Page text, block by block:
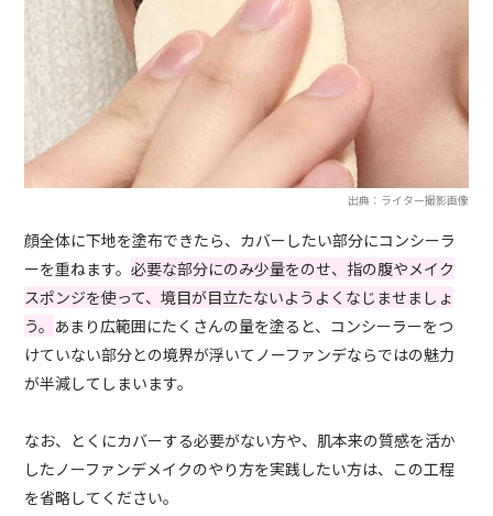
出典：ライター撮影画像
顔全体に下地を塗布できたら、カバーしたい部分にコンシーラ
ーを重ねます。必要な部分にのみ少量をのせ、指の腹やメイク
スポンジを使って、境目が目立たないようよくなじませましょ
う。 あまり広範囲にたくさんの量を塗ると、コンシーラーをつ
けていない部分との境界が浮いてノーファンデならではの魅力
が半減してしまいます。
なお、とくにカバーする必要がない方や、肌本来の質感を活か
したノーファンデメイクのやり方を実践したい方は、この工程
を省略してください。